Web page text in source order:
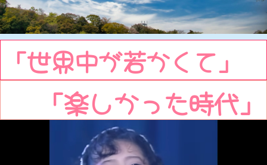
Google認定ストリートビューフォトグラファー「HP」
ウクライナ支援と国際災害支援
もしもの時に孤立しない為に！
現在もブルース・リーの大記錄は世界No1
ブルースリーストーリーTV
Gemini 超人口知能
Geminiの反応
Progress BIGBANの基本理念
フリーカメラマン
Yuriko.T 2024/1/22
SPの護身術
非暴力運動を推進しましょう
非暴力運動推進運動掲示版
格闘技の猛者紹介動画
戦争の無い平和な世界を築く為の語らい掲示版
「世界中が若かくて」
「楽しかった時代」